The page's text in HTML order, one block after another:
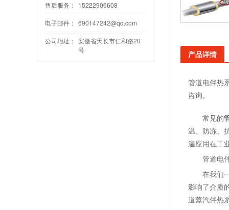
售后服务： 15222906608
电子邮件： 690147242@qq.com
公司地址： 安徽省天长市仁和路20
号
产品详情
管道电伴热
咨询。
常见的
温、防冻、
遍应用在工
管道电
在我们
影响了介质
道蒸汽伴热